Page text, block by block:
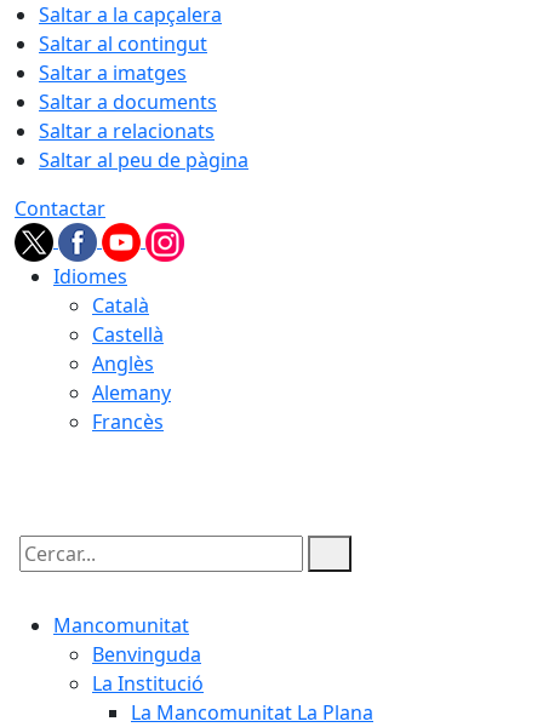
Saltar a la capçalera
Saltar al contingut
Saltar a imatges
Saltar a documents
Saltar a relacionats
Saltar al peu de pàgina
Contactar
Idiomes
Català
Castellà
Anglès
Alemany
Francès
Cercar:
Mancomunitat
Benvinguda
La Institució
La Mancomunitat La Plana